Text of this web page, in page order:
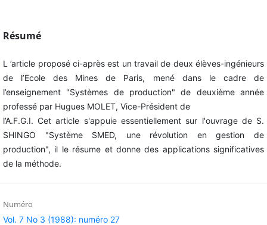
Résumé
L ’article proposé ci-après est un travail de deux élèves-ingénieurs
de l’Ecole des Mines de Paris, mené dans le cadre de
l’enseignement "Systèmes de production" de deuxième année
professé par Hugues MOLET, Vice-Président de
l’A.F.G.I. Cet article s'appuie essentiellement sur l'ouvrage de S.
SHINGO "Système SMED, une révolution en gestion de
production", il le résume et donne des applications significatives
de la méthode.
Numéro
Vol. 7 No 3 (1988): numéro 27